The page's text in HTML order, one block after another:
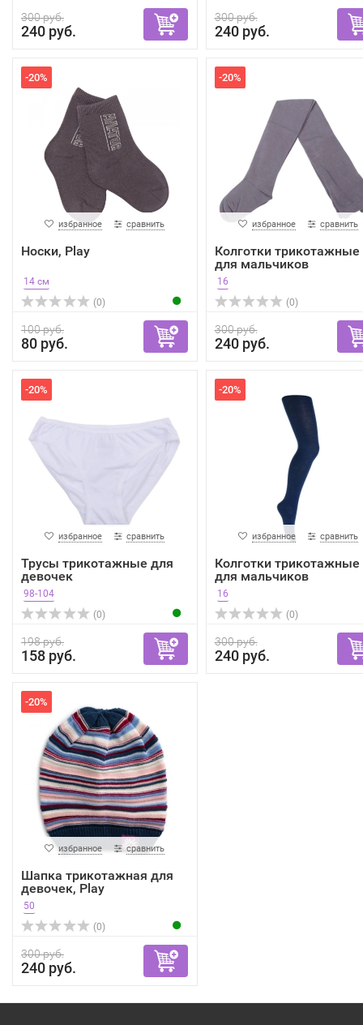
300 руб.
240 руб.
300 руб.
240 руб.
-20%
избранное сравнить
Носки, Play
14 см
(0)
100 руб.
80 руб.
-20%
избранное сравнить
Колготки трикотажные
для мальчиков
16
(0)
300 руб.
240 руб.
-20%
избранное сравнить
Трусы трикотажные для
девочек
98-104
(0)
198 руб.
158 руб.
-20%
избранное сравнить
Колготки трикотажные
для мальчиков
16
(0)
300 руб.
240 руб.
-20%
избранное сравнить
Шапка трикотажная для
девочек, Play
50
(0)
300 руб.
240 руб.